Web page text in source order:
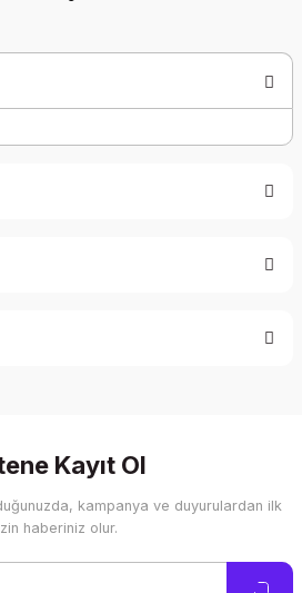
teşekkür ederiz.
veya görüntülenemiyor.
Kayıt Ol
kampanya ve duyurulardan ilk
haberiniz olur.